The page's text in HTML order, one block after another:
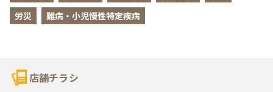
労災
難病・小児慢性特定疾病
店舗チラシ